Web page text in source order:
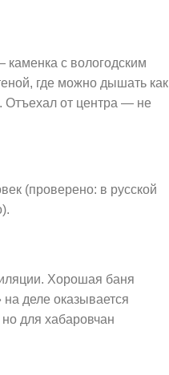
с вологодским
где можно дышать как
Отъехал от центра — не
(проверено: в русской
Хорошая баня
деле оказывается
для хабаровчан